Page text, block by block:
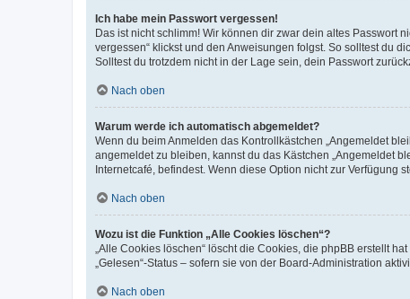
Ich habe mein Passwort vergessen!
Das ist nicht schlimm! Wir können dir zwar dein altes Passwort
vergessen“ klickst und den Anweisungen folgst. So solltest du
Solltest du trotzdem nicht in der Lage sein, dein Passwort
Nach oben
Warum werde ich automatisch abgemeldet?
Wenn du beim Anmelden das Kontrollkästchen „Angemeldet
angemeldet zu bleiben, kannst du das Kästchen „Angemeldet
Internetcafé, befindest. Wenn diese Option nicht zur Verfügung
Nach oben
Wozu ist die Funktion „Alle Cookies löschen“?
„Alle Cookies löschen“ löscht die Cookies, die phpBB erstellt
„Gelesen“-Status – sofern sie von der Board-Administration
Nach oben